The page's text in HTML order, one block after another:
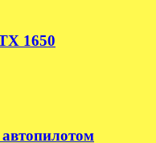
1650